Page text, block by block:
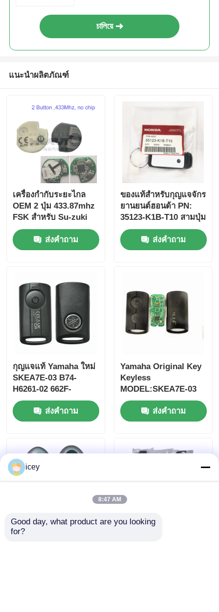
চালিয়ে
แนะนำผลิตภัณฑ์
เครื่องกํากับระยะไกล
OEM 2 ปุ่ม 433.87mhz
FSK สําหรับ Su-zuki
Jim-ny 2005-2017 ไม่มี
ชิป 37182-A7 เพียงควบ
คุมสําหรับขายส่ง MOQ
ส่งคำถาม
ของแท้สําหรับกุญแจจักร
ยานยนต์ฮอนด้า PN:
35123-K1B-T10 สามปุ่ม
FSK433.92MHz
ID47chip กุญแจรถยนต์
ไกล
ส่งคำถาม
กุญแจแท้ Yamaha ใหม่
SKEA7E-03 B74-
H6261-02 662F-
SKEA7D03
ส่งคำถาม
Yamaha Original Key
Keyless
MODEL:SKEA7E-03
สําหรับ Yamaha Smart
Remote Key B74-
H6261-02/662F-
ส่งคำถาม
icey
8:47 AM
Good day, what product are you looking
for?